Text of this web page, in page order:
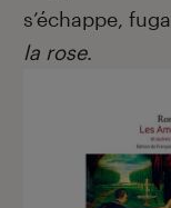
s’échappe,
la rose.